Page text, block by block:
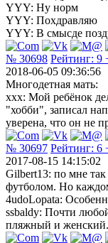
YYY: Ну норм
YYY: Похдравляю
YYY: В смысде
№ 30698 Рейтинг: 9
2018-06-05 09:36:56
Многодетная мать:
xxx: Мой ребёнок
"хобби", записал
уверена, что он не
№ 30697 Рейтинг: 6
2017-08-15 14:15:02
Gilbert13: по мне так
футболом. Но
4udoLopata:
ssbaldy: Почти
пляжный и женский.